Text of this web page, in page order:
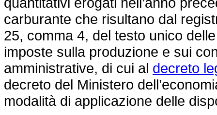
carburante che risultano dal
25, comma 4, del testo unico
imposte sulla produzione e sui
amministrative, di cui al decreto
decreto del Ministero
modalità di applicazione delle